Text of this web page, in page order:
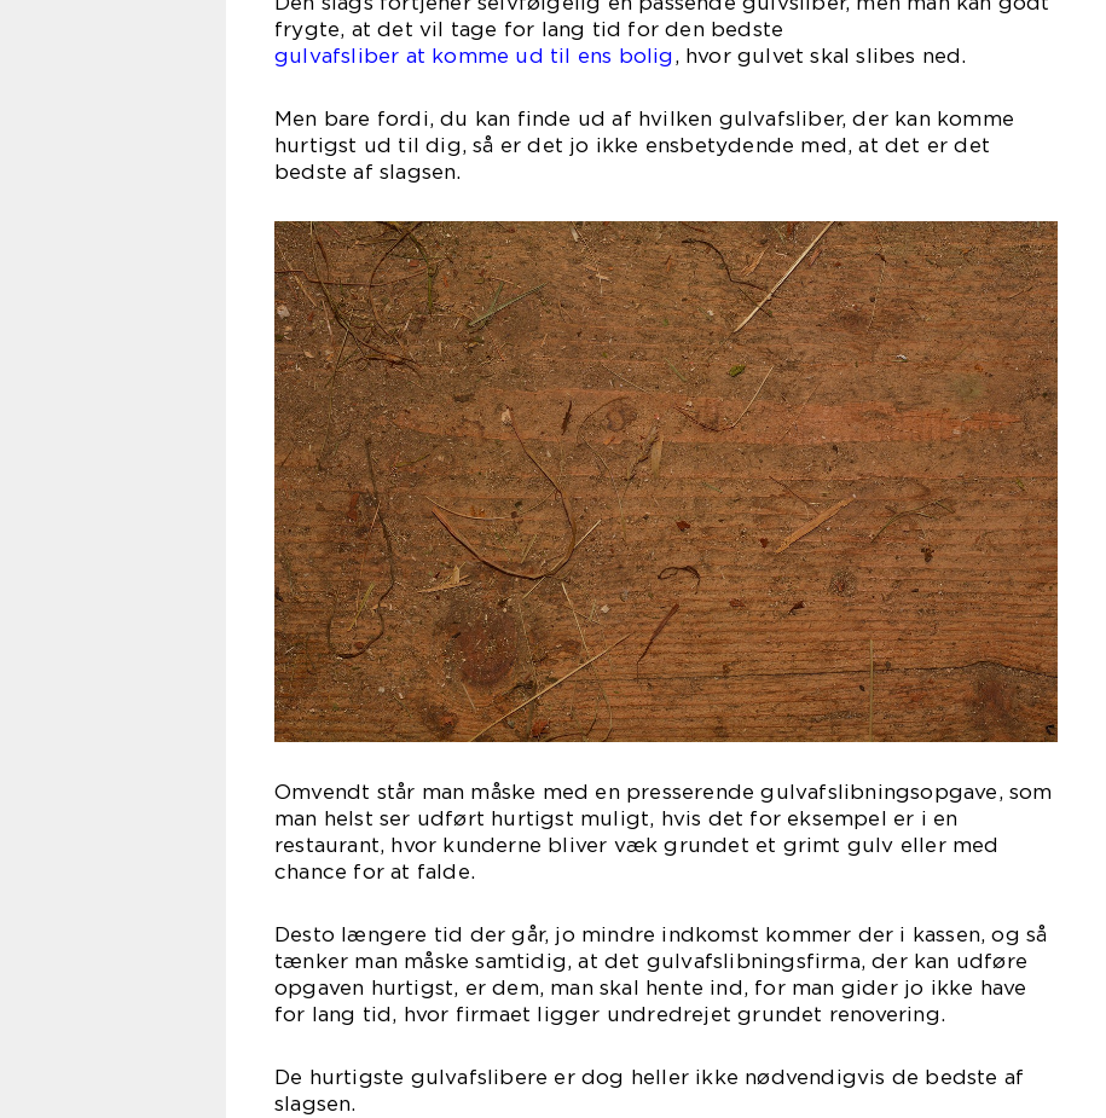
frygte, at det vil tage for lang tid for den bedste
gulvafsliber at komme ud til ens bolig , hvor gulvet skal slibes ned.
Men bare fordi, du kan finde ud af hvilken gulvafsliber, der kan komme
hurtigst ud til dig, så er det jo ikke ensbetydende med, at det er det
bedste af slagsen.
Omvendt står man måske med en presserende gulvafslibningsopgave, som
man helst ser udført hurtigst muligt, hvis det for eksempel er i en
restaurant, hvor kunderne bliver væk grundet et grimt gulv eller med
chance for at falde.
Desto længere tid der går, jo mindre indkomst kommer der i kassen, og så
tænker man måske samtidig, at det gulvafslibningsfirma, der kan udføre
opgaven hurtigst, er dem, man skal hente ind, for man gider jo ikke have
for lang tid, hvor firmaet ligger undredrejet grundet renovering.
De hurtigste gulvafslibere er dog heller ikke nødvendigvis de bedste af
slagsen.